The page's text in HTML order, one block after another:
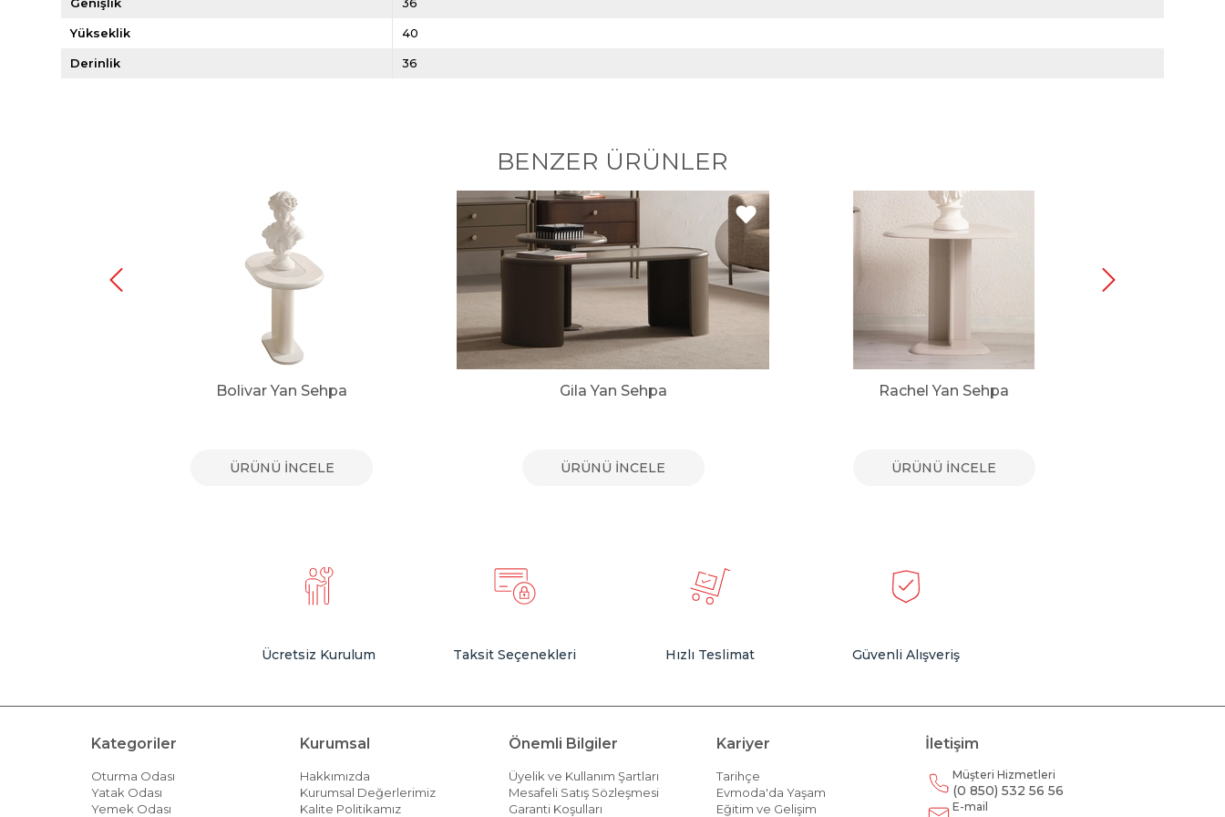
Yükseklik 40
Derinlik 36
BENZER ÜRÜNLER
Bolivar Yan Sehpa
ÜRÜNÜ İNCELE
Gila Yan Sehpa
ÜRÜNÜ İNCELE
Rachel Yan Sehpa
ÜRÜNÜ İNCELE
Ücretsiz Kurulum Taksit Seçenekleri Hızlı Teslimat Güvenli Alışveriş
Kategoriler
Oturma Odası
Yatak Odası
Yemek Odası
Kurumsal
Hakkımızda
Kurumsal Değerlerimiz
Kalite Politikamız
Önemli Bilgiler
Üyelik ve Kullanım Şartları
Mesafeli Satış Sözleşmesi
Garanti Koşulları
Kariyer
Tarihçe
Evmoda'da Yaşam
Eğitim ve Gelişim
İletişim
Müşteri Hizmetleri
(0 850) 532 56 56
E-mail